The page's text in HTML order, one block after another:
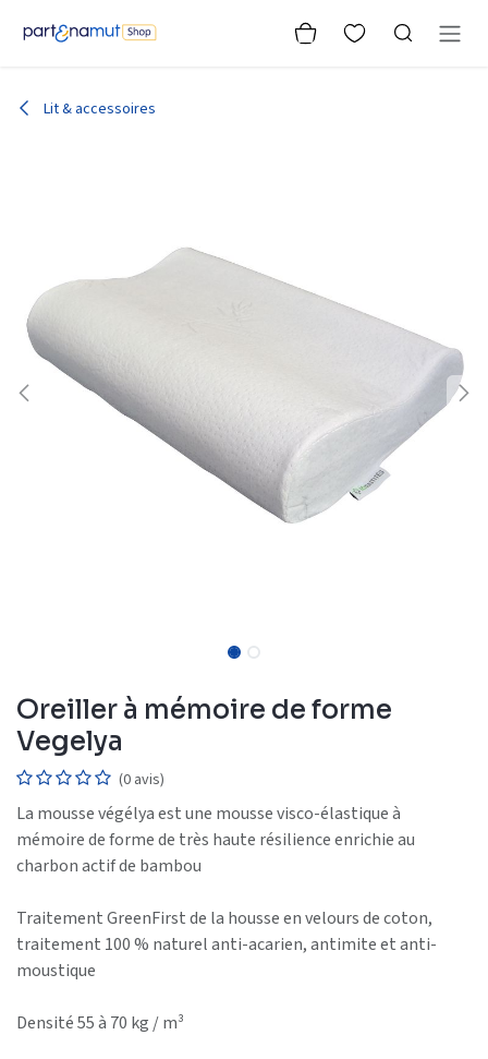
Lit & accessoires
Oreiller à mémoire de forme
Vegelya
(0 avis)
La mousse végélya est une mousse visco-élastique à
mémoire de forme de très haute résilience enrichie au
charbon actif de bambou
Traitement GreenFirst de la housse en velours de coton,
traitement 100 % naturel anti-acarien, antimite et anti-
moustique
Densité 55 à 70 kg / m³